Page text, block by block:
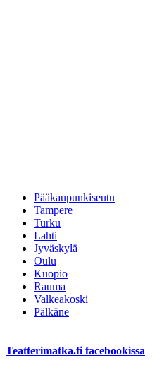
Pääkaupunkiseutu
Tampere
Turku
Lahti
Jyväskylä
Oulu
Kuopio
Rauma
Valkeakoski
Pälkäne
Teatterimatka.fi facebookissa